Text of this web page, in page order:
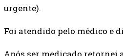
urgente).
Foi atendido pelo médico e